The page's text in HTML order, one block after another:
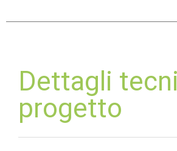
Dettagli
progetto